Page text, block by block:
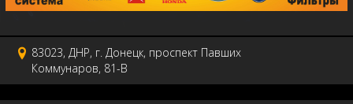
83023, ДНР, г. Донецк, проспект Павших
Коммунаров, 81-В